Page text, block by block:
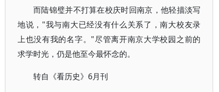
而陆锦璧并不打算在校庆时回南京，他轻描淡写
地说，"我与南大已经没有什么关系了，南大校友录
上也没有我的名字。"尽管离开南京大学校园之前的
求学时光，仍是他至今最怀念的。
转自《看历史》6月刊